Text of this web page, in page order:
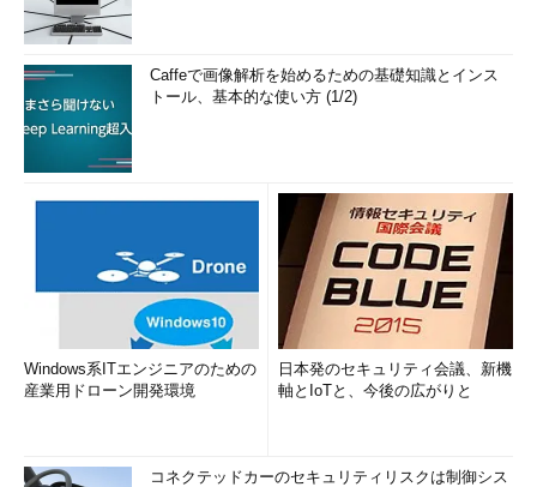
Caffeで画像解析を始めるための基礎知識とインス
トール、基本的な使い方 (1/2)
Windows系ITエンジニアのための
産業用ドローン開発環境
日本発のセキュリティ会議、新機
軸とIoTと、今後の広がりと
コネクテッドカーのセキュリティリスクは制御シス